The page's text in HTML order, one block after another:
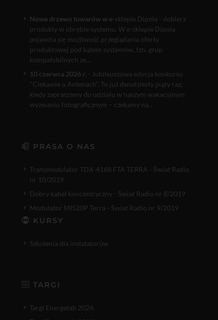
Nowe drzewo towarów w e-sklepie Dipola - dobierz
produkty w obrębie systemu. W e-sklepie Dipola
pojawiła się możliwość przeglądania oferty
produktowej pod kątem systemów, tzn. grup
kompatybilnych ze...
10 czerwca 2026 r. - Jubileuszowa edycja konkursu
"Ciekawie o Antenach". To już dwudziesty piąty raz,
kiedy zapraszamy do udziału w naszym wakacyjnym
wyzwaniu fotograficznym – czekamy na...
PRASA O NAS
Transmodulator TDX-4168 FTA TERRA - Świat Radio
nr 10/2019
Dobry kabel koncentryczny - Świat Radio nr 8/2019
Modulator MI520P Terra - Świat Radio nr 9/2019
KURSY
Szkolenia dla instalatorów
TARGI
Targi Energetab 2024.